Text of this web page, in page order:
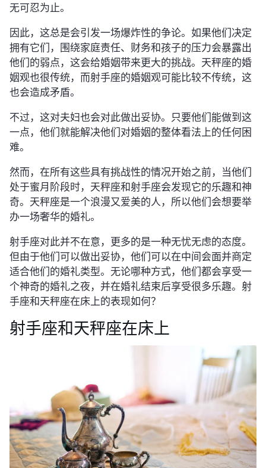
无可忍为止。
因此，这总是会引发一场爆炸性的争论。如果他们决定
拥有它们，围绕家庭责任、财务和孩子的压力会暴露出
他们的弱点，这会给婚姻带来更大的挑战。天秤座的婚
姻观也很传统，而射手座的婚姻观可能比较不传统，这
也会造成矛盾。
不过，这对夫妇也会对此做出妥协。只要他们能做到这
一点，他们就能解决他们对婚姻的整体看法上的任何困
难。
然而，在所有这些具有挑战性的情况开始之前，当他们
处于蜜月阶段时，天秤座和射手座会发现它的乐趣和神
奇。天秤座是一个浪漫又爱美的人，所以他们会想要举
办一场奢华的婚礼。
射手座对此并不在意，更多的是一种无忧无虑的态度。
但由于他们可以做出妥协，他们可以在中间会面并商定
适合他们的婚礼类型。无论哪种方式，他们都会享受一
个神奇的婚礼之夜，并在婚礼结束后享受很多乐趣。射
手座和天秤座在床上的表现如何？
射手座和天秤座在床上